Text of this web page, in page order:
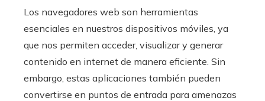
Los navegadores web son herramientas
esenciales en nuestros dispositivos móviles, ya
que nos permiten acceder, visualizar y generar
contenido en internet de manera eficiente. Sin
embargo, estas aplicaciones también pueden
convertirse en puntos de entrada para amenazas